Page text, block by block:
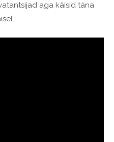
aga käisid täna